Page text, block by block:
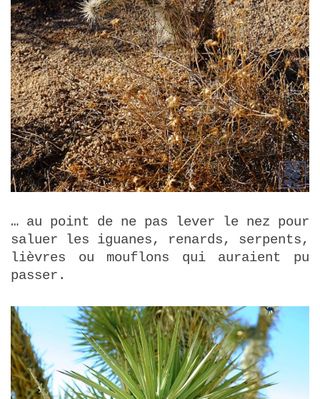
… au point de ne pas lever le nez pour
saluer les iguanes, renards, serpents,
lièvres ou mouflons qui auraient pu
passer.